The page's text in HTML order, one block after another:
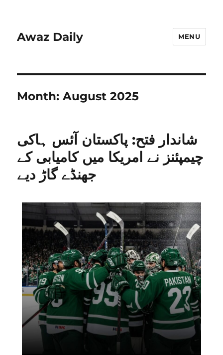
Awaz Daily MENU
Month:August 2025
شاندار فتح: پاکستان آئس ہاکی
چیمپئنز نے امریکا میں کامیابی کے
جھنڈے گاڑ دیے